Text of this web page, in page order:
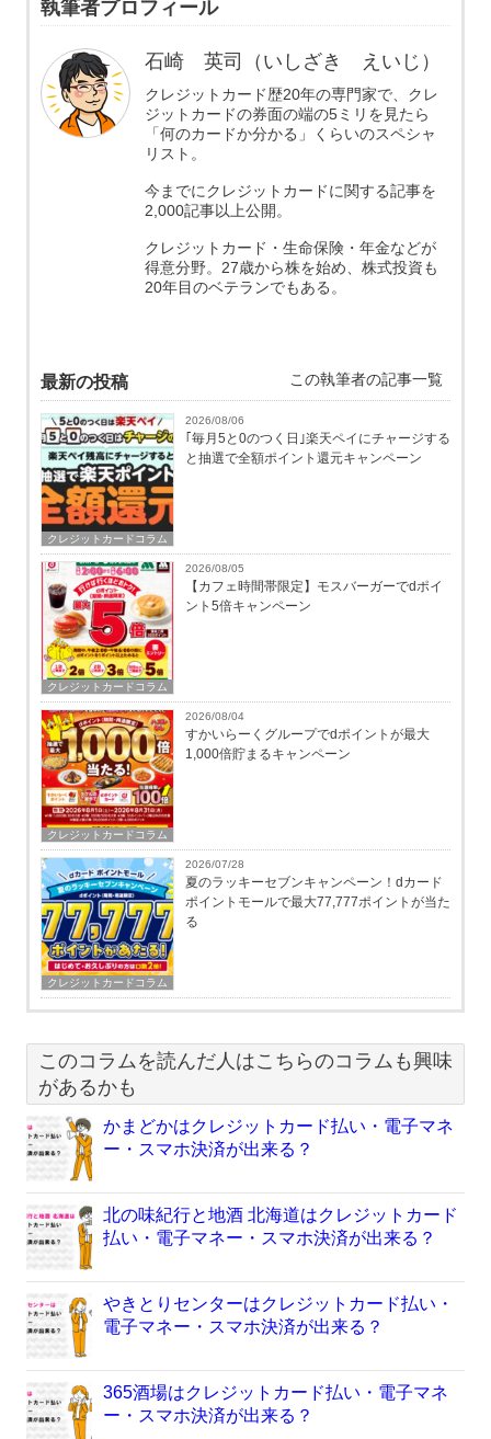
執筆者プロフィール
石崎 英司（いしざき えいじ）
クレジットカード歴20年の専門家で、クレ
ジットカードの券面の端の5ミリを見たら
「何のカードか分かる」くらいのスペシャ
リスト。
今までにクレジットカードに関する記事を
2,000記事以上公開。
クレジットカード・生命保険・年金などが
得意分野。27歳から株を始め、株式投資も
20年目のベテランでもある。
最新の投稿 この執筆者の記事一覧
クレジットカードコラム
2026/08/06
｢毎月5と0のつく日｣楽天ペイにチャージする
と抽選で全額ポイント還元キャンペーン
クレジットカードコラム
2026/08/05
【カフェ時間帯限定】モスバーガーでdポイ
ント5倍キャンペーン
クレジットカードコラム
2026/08/04
すかいらーくグループでdポイントが最大
1,000倍貯まるキャンペーン
クレジットカードコラム
2026/07/28
夏のラッキーセブンキャンペーン！dカード
ポイントモールで最大77,777ポイントが当た
る
このコラムを読んだ人はこちらのコラムも興味
があるかも
かまどかはクレジットカード払い・電子マネ
ー・スマホ決済が出来る？
北の味紀行と地酒 北海道はクレジットカード
払い・電子マネー・スマホ決済が出来る？
やきとりセンターはクレジットカード払い・
電子マネー・スマホ決済が出来る？
365酒場はクレジットカード払い・電子マネ
ー・スマホ決済が出来る？